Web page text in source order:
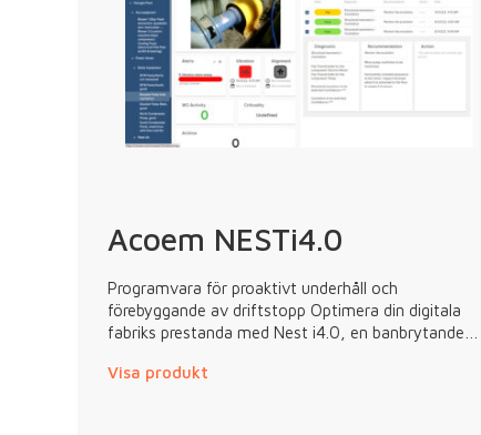
Acoem NESTi4.0
Programvara för proaktivt underhåll och
förebyggande av driftstopp Optimera din digitala
fabriks prestanda med Nest i4.0, en banbrytande…
Visa produkt